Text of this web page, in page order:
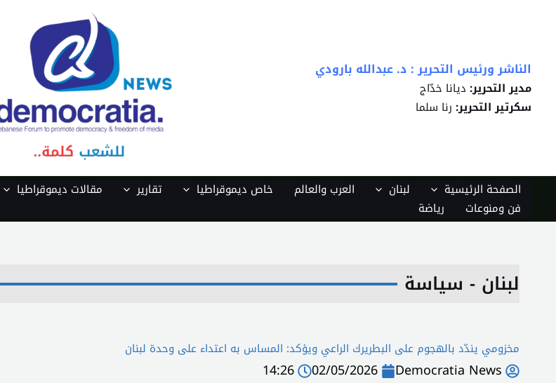
الناشر ورئيس التحرير : د. عبدالله بارودي
مدير التحرير: ديانا خدّاج
سكرتير التحرير: رنا سلما
الصفحة الرئيسية لبنان العرب والعالم خاص ديموقراطيا تقارير مقالات ديموقراطيا
فن ومنوعات
رياضة
لبنان - سياسة
مخزومي يندّد بالهجوم على البطريرك الراعي ويؤكد: المساس به اعتداء على وحدة لبنان
Democratia News
02/05/2026
14:26